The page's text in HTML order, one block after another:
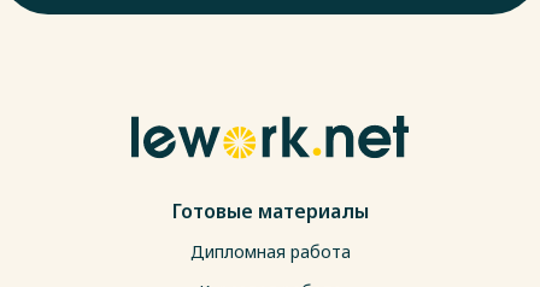
Готовые материалы
Дипломная работа